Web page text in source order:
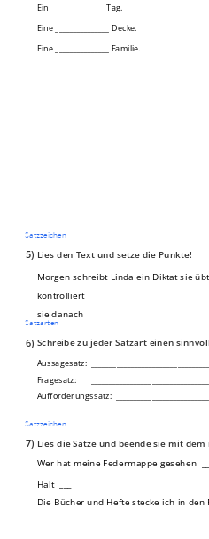
Ein _______________ Tag.
Eine _______________ Decke.
Eine _______________ Familie.
Satzzeichen
5) Lies den Text und setze die Punkte!
Morgen schreibt Linda ein Diktat sie
kontrolliert
sie danach
Satzarten
6) Schreibe zu jeder Satzart einen
Aussagesatz:
Fragesatz:
Aufforderungssatz:
Satzzeichen
7) Lies die Sätze und beende sie mit
Wer hat meine Federmappe
Halt ___
Die Bücher und Hefte stecke ich in den